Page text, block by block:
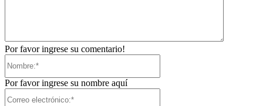
Por favor ingrese su comentario!
Por favor ingrese su nombre aquí